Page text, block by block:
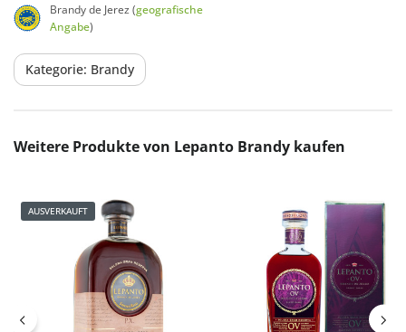
Brandy de Jerez (geografische
Angabe)
Kategorie: Brandy
Produktgalerie überspringen
Weitere Produkte von Lepanto Brandy kaufen
AUSVERKAUFT